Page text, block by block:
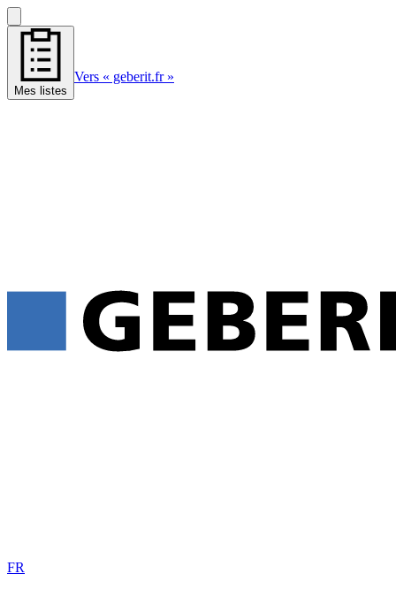
Mes listes
Vers « geberit.fr »
FR